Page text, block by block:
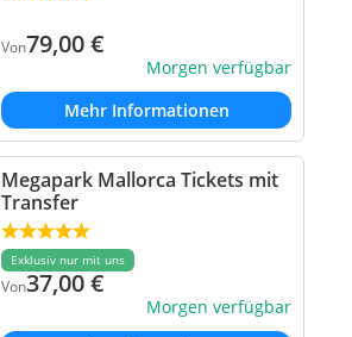
Von79,00€
Morgen verfügbar
Mehr Informationen
Megapark Mallorca Tickets mit
Transfer
Exklusiv nur mit uns
Von37,00€
Morgen verfügbar